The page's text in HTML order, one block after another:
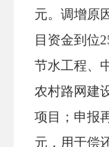
元。 调增原
目资金到位
节水工程、
农村路网建
项目；申报
元，用于偿